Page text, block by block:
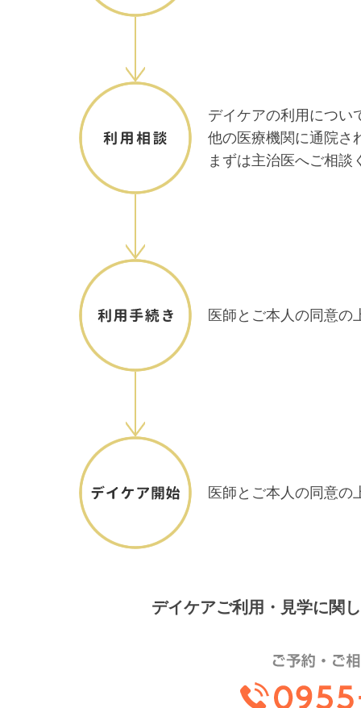
デイケアの利用につい
他の医療機関に通院さ
まずは主治医へご相談
医師とご本人の同意の
医師とご本人の同意の
デイケアご利用・見学に関